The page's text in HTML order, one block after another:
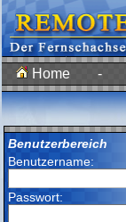
Home -
Benutzerbereich
Benutzername:
Passwort: